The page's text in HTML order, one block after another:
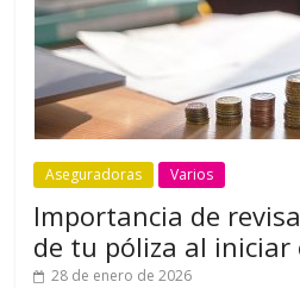
Aseguradoras Varios
Importancia de
de tu póliza al iniciar
28 de enero de 2026